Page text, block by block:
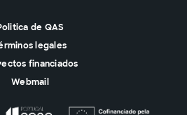
de QAS
legales
financiados
Webmail